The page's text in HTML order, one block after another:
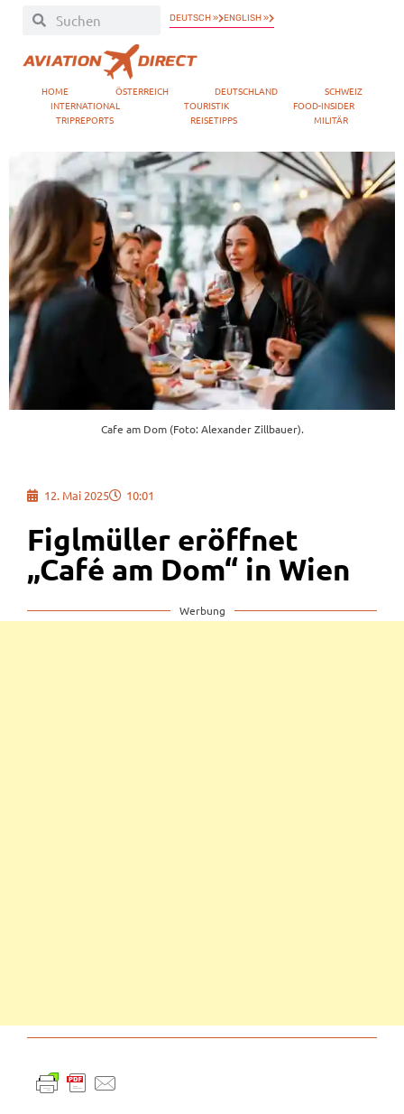
DEUTSCH » ENGLISH »
HOME ÖSTERREICH DEUTSCHLAND
SCHWEIZ
INTERNATIONAL
TOURISTIK
FOOD-INSIDER
TRIPREPORTS
REISETIPPS MILITÄR
Cafe am Dom (Foto: Alexander Zillbauer).
12. Mai 2025 10:01
Figlmüller eröffnet
„Café am Dom“ in Wien
Werbung